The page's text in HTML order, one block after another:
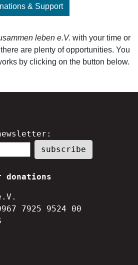
& Support
leben e.V. with your time or
are plenty of opportunities. You
by clicking on the button below.
7925 9524 00